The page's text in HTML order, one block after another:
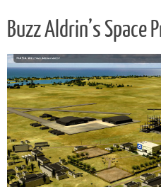
Buzz Aldrin’s Space